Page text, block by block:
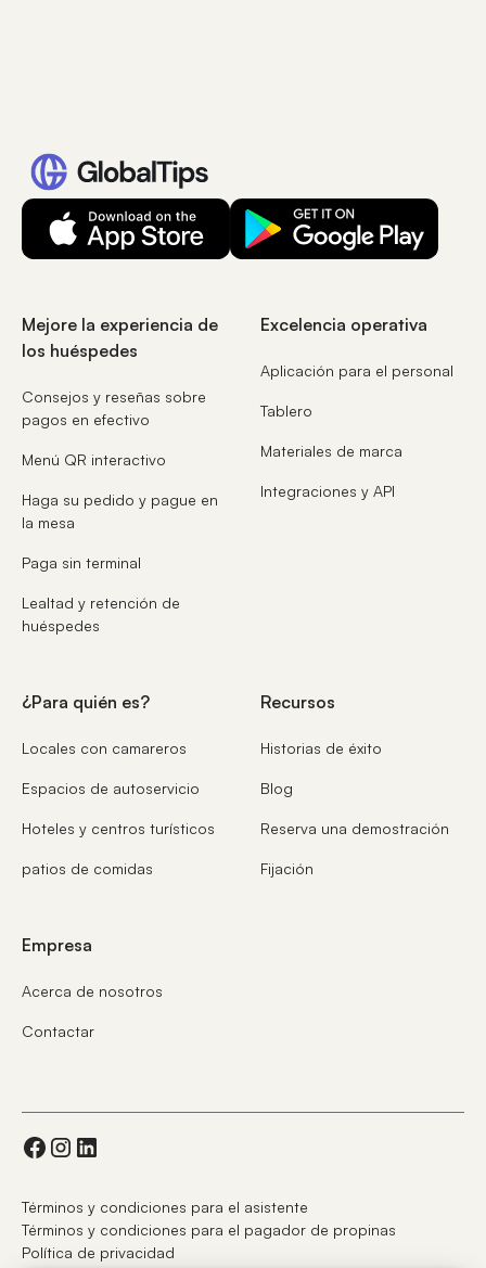
Mejore la experiencia de
los huéspedes
Consejos y reseñas sobre
pagos en efectivo
Menú QR interactivo
Haga su pedido y pague en
la mesa
Paga sin terminal
Lealtad y retención de
huéspedes
Excelencia operativa
Aplicación para el personal
Tablero
Materiales de marca
Integraciones y API
¿Para quién es?
Locales con camareros
Espacios de autoservicio
Hoteles y centros turísticos
patios de comidas
Recursos
Historias de éxito
Blog
Reserva una demostración
Fijación
Empresa
Acerca de nosotros
Contactar
Términos y condiciones para el asistente
Términos y condiciones para el pagador de propinas
Política de privacidad